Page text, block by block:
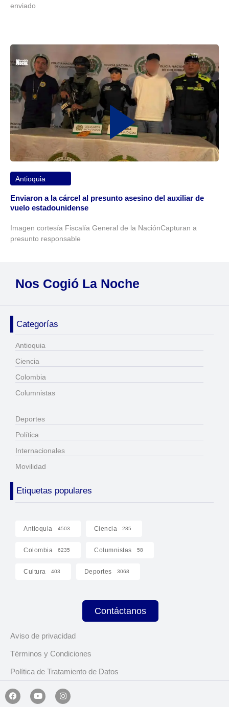
enviado
Antioquia
Enviaron a la cárcel al presunto asesino del auxiliar de
vuelo estadounidense
Imagen cortesía Fiscalía General de la NaciónCapturan a
presunto responsable
Nos Cogió La Noche
Categorías
Antioquia
Ciencia
Colombia
Columnistas
Deportes
Política
Internacionales
Movilidad
Etiquetas populares
Antioquia 4503 Ciencia 285
Colombia 6235 Columnistas 58
Cultura 403 Deportes 3068
Contáctanos
Aviso de privacidad
Términos y Condiciones
Política de Tratamiento de Datos